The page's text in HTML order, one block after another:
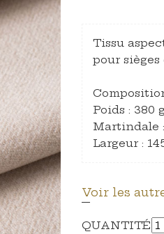
Tissu
pour sièges
Poids : 380
Martindale :
Largeur :
Voir les
QUANTITÉ